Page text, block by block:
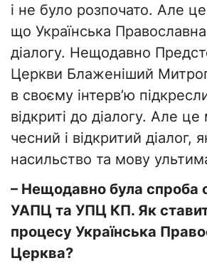
і не було розпочато. Але
що Українська
діалогу. Нещодавно
Церкви Блаженіший
в своєму інтерв’ю
відкриті до діалогу. Але
чесний і відкритий діалог,
насильство та мову
– Нещодавно була спроба
УАПЦ та УПЦ КП. Як
процесу Українська
Церква?